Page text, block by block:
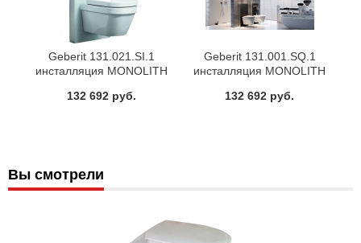
Geberit 131.021.SI.1
инсталляция MONOLITH
132 692 руб.
Geberit 131.001.SQ.1
инсталляция MONOLITH
132 692 руб.
Вы смотрели